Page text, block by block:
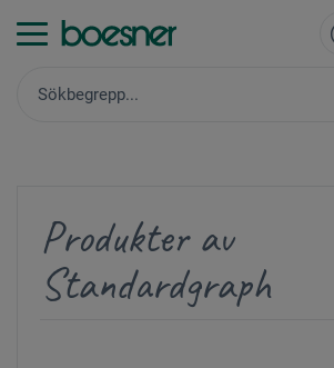
Produkter av
Standardgraph